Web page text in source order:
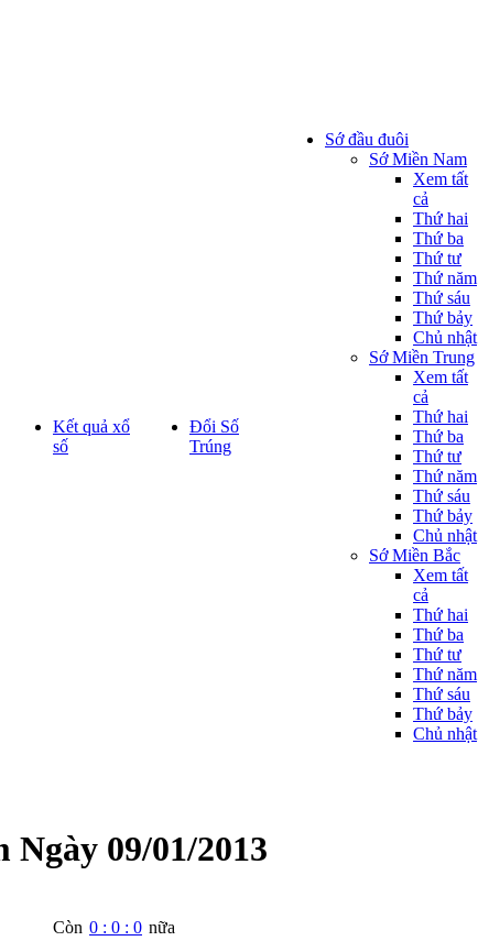
Kết quả xổ
số
Đổi Số
Trúng
Sớ đầu đuôi
Sớ Miền Nam
Xem tất
cả
Thứ hai
Thứ ba
Thứ tư
Thứ năm
Thứ sáu
Thứ bảy
Chủ nhật
Sớ Miền Trung
Xem tất
cả
Thứ hai
Thứ ba
Thứ tư
Thứ năm
Thứ sáu
Thứ bảy
Chủ nhật
Sớ Miền Bắc
Xem tất
cả
Thứ hai
Thứ ba
Thứ tư
Thứ năm
Thứ sáu
Thứ bảy
Chủ nhật
09/01/2013
Còn 0 : 0 : 0 nữa